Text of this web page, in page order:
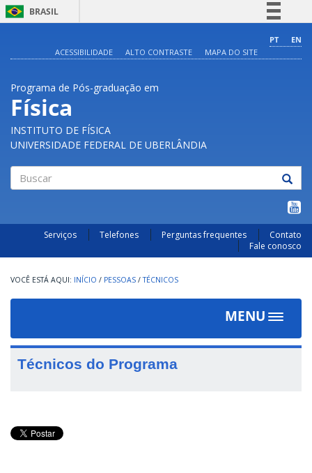
BRASIL
Comunica BR
PT
EN
ACESSIBILIDADE
ALTO CONTRASTE MAPA DO SITE
Programa de Pós-graduação em
Física
INSTITUTO DE FÍSICA
UNIVERSIDADE FEDERAL DE UBERLÂNDIA
Serviços Telefones Perguntas frequentes
Contato
Fale conosco
INÍCIO / PESSOAS / TÉCNICOS
MENU
Toggle
Técnicos do Programa